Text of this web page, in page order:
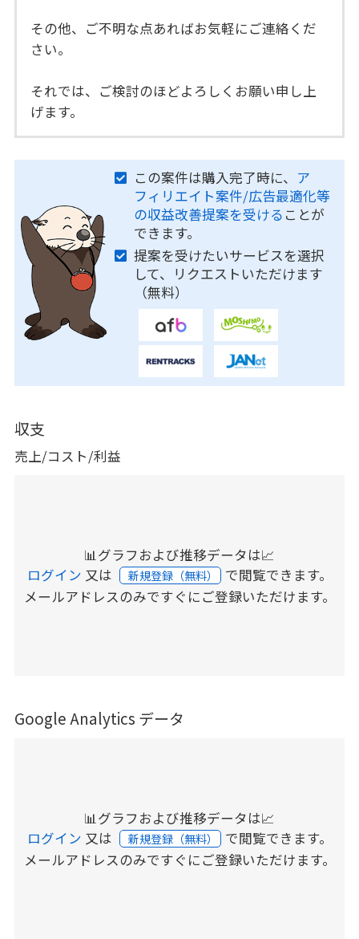
その他、ご不明な点あればお気軽にご連絡くだ
さい。
それでは、ご検討のほどよろしくお願い申し上
げます。
この案件は購入完了時に、 ア
フィリエイト案件/広告最適化等
の収益改善提案を受ける ことが
できます。
提案を受けたいサービスを選択
して、リクエストいただけます
（無料）
収支
売上/コスト/利益
📊グラフおよび推移データは📈
ログイン 又は 新規登録（無料） で閲覧できます。
メールアドレスのみですぐにご登録いただけます。
Google Analytics データ
📊グラフおよび推移データは📈
ログイン 又は 新規登録（無料） で閲覧できます。
メールアドレスのみですぐにご登録いただけます。